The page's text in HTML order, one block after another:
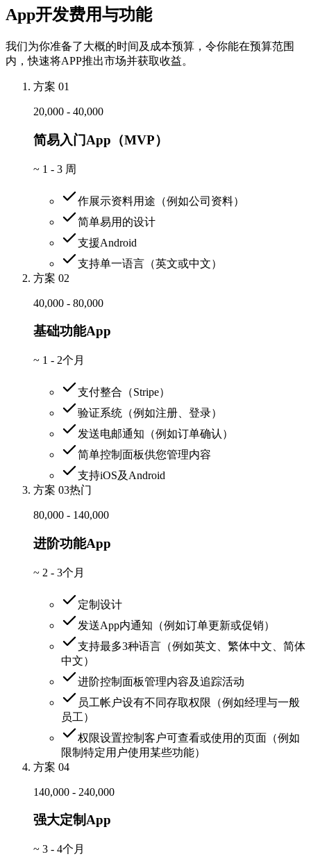
App开发费用与功能
我们为你准备了大概的时间及成本预算，令你能在预算范围
内，快速将APP推出市场并获取收益。
方案 01
20,000 - 40,000
简易入门App（MVP）
~ 1 - 3 周
作展示资料用途（例如公司资料）
简单易用的设计
支援Android
支持单一语言（英文或中文）
方案 02
40,000 - 80,000
基础功能App
~ 1 - 2个月
支付整合（Stripe）
验证系统（例如注册、登录）
发送电邮通知（例如订单确认）
简单控制面板供您管理内容
支持iOS及Android
方案 03热门
80,000 - 140,000
进阶功能App
~ 2 - 3个月
定制设计
发送App内通知（例如订单更新或促销）
支持最多3种语言（例如英文、繁体中文、简体
中文）
进阶控制面板管理内容及追踪活动
员工帐户设有不同存取权限（例如经理与一般
员工）
权限设置控制客户可查看或使用的页面（例如
限制特定用户使用某些功能）
方案 04
140,000 - 240,000
强大定制App
~ 3 - 4个月